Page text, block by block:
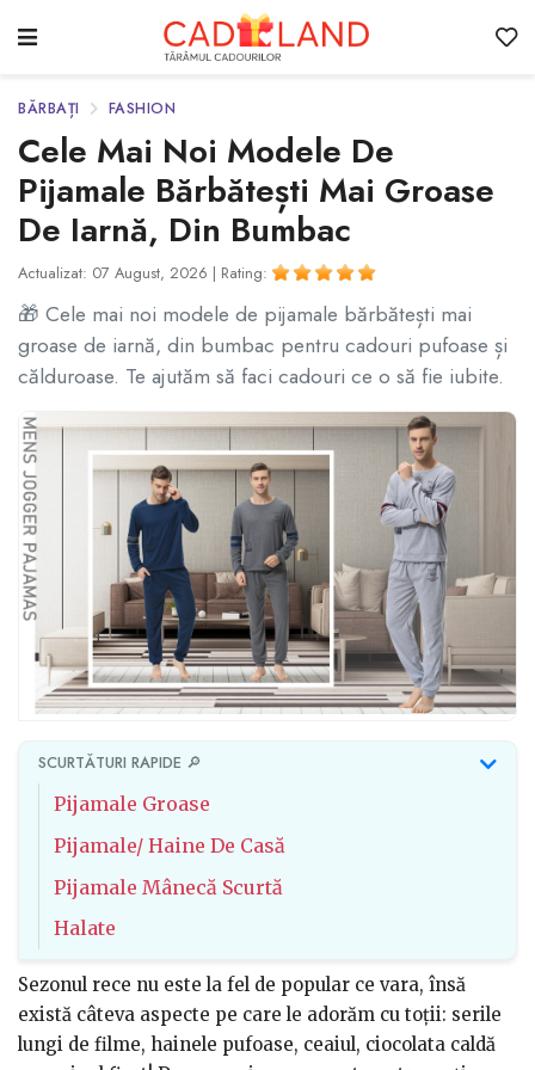
BĂRBAȚI FASHION
Cele Mai Noi Modele De
Pijamale Bărbătești Mai Groase
De Iarnă, Din Bumbac
Actualizat: 07 August, 2026 | Rating:
🎁 Cele mai noi modele de pijamale bărbătești mai
groase de iarnă, din bumbac pentru cadouri pufoase și
călduroase. Te ajutăm să faci cadouri ce o să fie iubite.
SCURTĂTURI RAPIDE 🔎
Pijamale Groase
Pijamale/ Haine De Casă
Pijamale Mânecă Scurtă
Halate
Sezonul rece nu este la fel de popular ce vara, însă
există câteva aspecte pe care le adorăm cu toții: serile
lungi de filme, hainele pufoase, ceaiul, ciocolata caldă